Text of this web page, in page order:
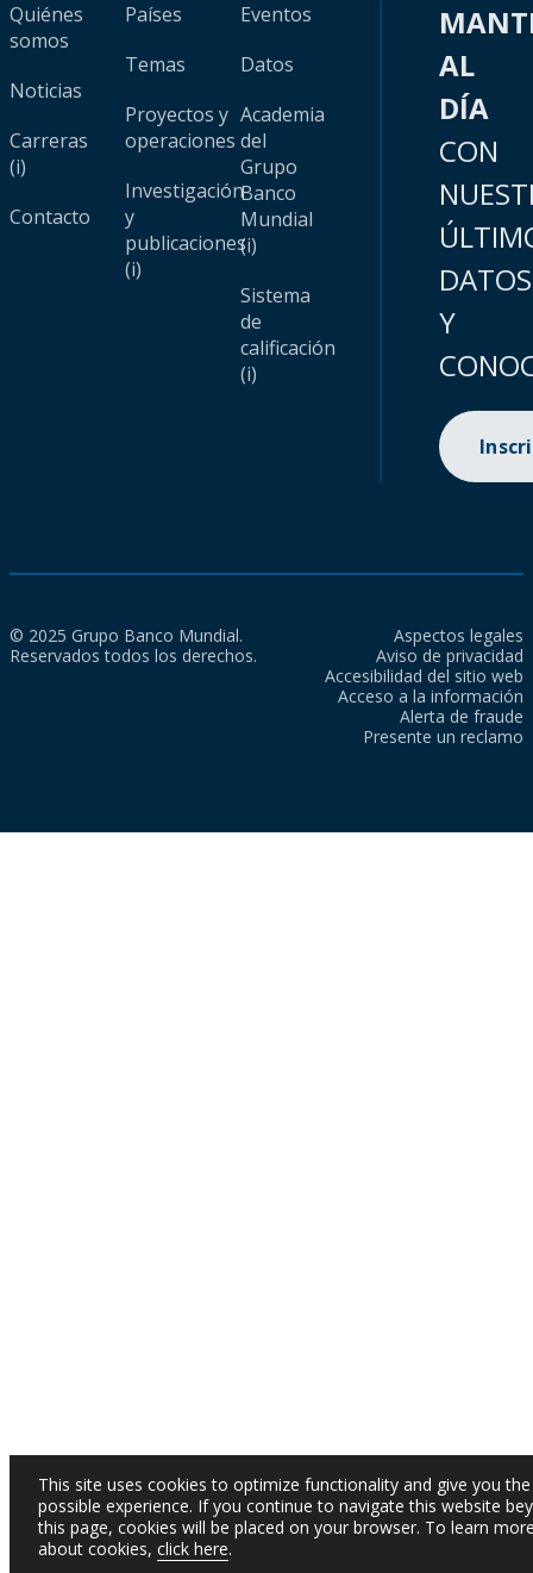
Quiénes
somos
Noticias
Carreras
(i)
Contacto
Países
Temas
Proyectos y
operaciones
Investigación
y
publicaciones
(i)
Eventos
Datos
Academia
del
Grupo
Banco
Mundial
(i)
Sistema
de
calificación
(i)
AL
DÍA
CON
DATOS
Y
© 2025 Grupo Banco Mundial.
Reservados todos los derechos.
Aspectos legales
Aviso de privacidad
Accesibilidad del sitio web
Acceso a la información
Alerta de fraude
Presente un reclamo
This site uses cookies to optimize functionality and give you
possible experience. If you continue to navigate this website
this page, cookies will be placed on your browser. To learn
about cookies, click here.